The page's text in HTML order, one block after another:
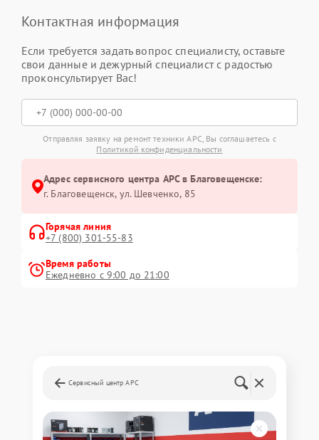
Контактная информация
Если требуется задать вопрос специалисту, оставьте
свои данные и дежурный специалист с радостью
проконсультирует Вас!
Отправляя заявку на ремонт техники APC, Вы соглашаетесь с
Политикой конфиденциальности
Адрес сервисного центра APC в Благовещенске:
г. Благовещенск, ул. Шевченко, 85
Горячая линия
+7 (800) 301-55-83
Время работы
Ежедневно с 9:00 до 21:00
Сервисный центр APC